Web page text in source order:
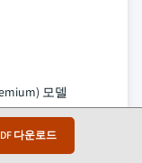
다운로드
모델